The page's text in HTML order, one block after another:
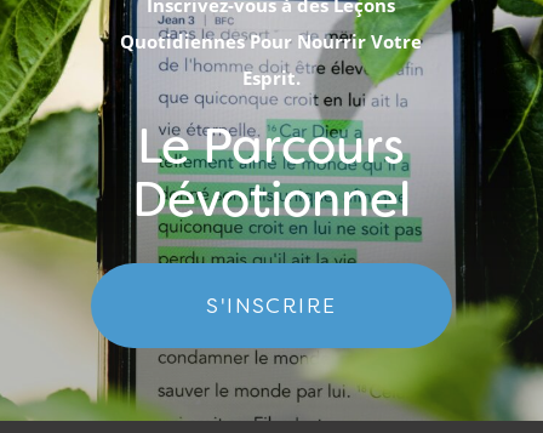
Inscrivez-vous à des Leçons
Quotidiennes Pour Nourrir Votre
Esprit.
Le Parcours
Dévotionnel
S'INSCRIRE